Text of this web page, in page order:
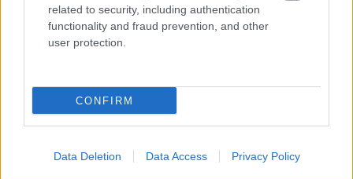
related to security, including authentication
functionality and fraud prevention, and other
user protection.
CONFIRM
Data Deletion Data Access Privacy Policy
Jászberényben nagy
erőkkel dolgoznak
tankerület füle botját se mozgatná annak érdekében, hogy az